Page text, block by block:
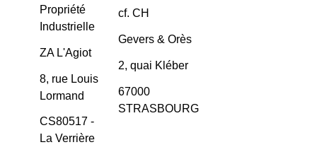
Propriété
Industrielle
ZA L'Agiot
8, rue Louis
Lormand
CS80517 -
La Verrière
cf. CH
Gevers & Orès
2, quai Kléber
67000
STRASBOURG